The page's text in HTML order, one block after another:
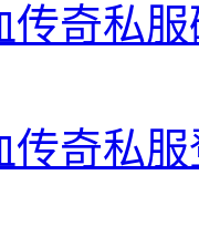
传奇私
传奇私